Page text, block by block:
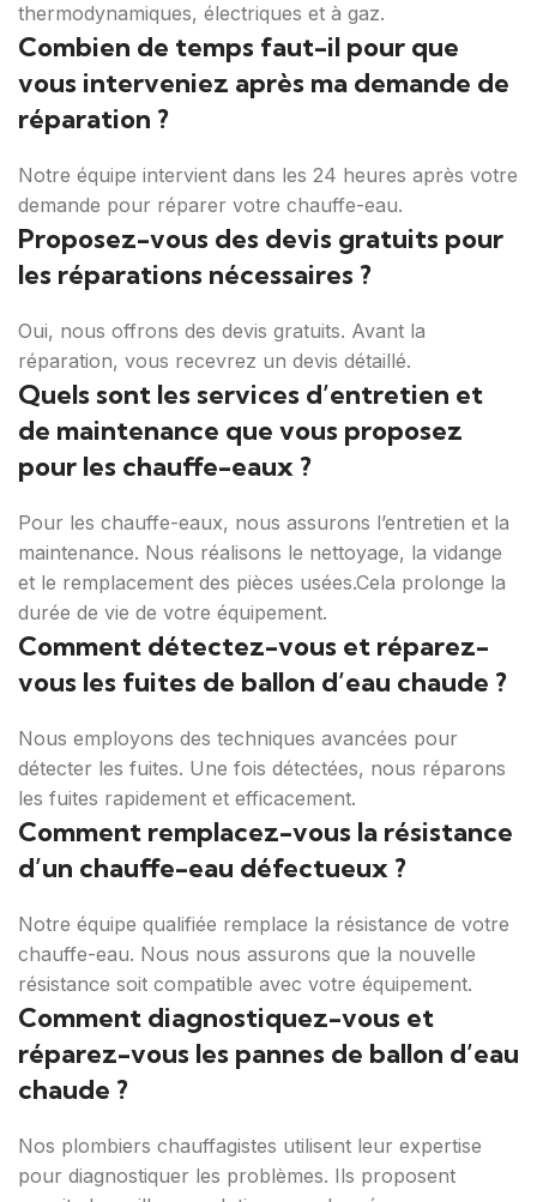
thermodynamiques, électriques et à gaz.
Combien de temps faut-il pour que
vous interveniez après ma demande de
réparation ?
Notre équipe intervient dans les 24 heures après votre
demande pour réparer votre chauffe-eau.
Proposez-vous des devis gratuits pour
les réparations nécessaires ?
Oui, nous offrons des devis gratuits. Avant la
réparation, vous recevrez un devis détaillé.
Quels sont les services d’entretien et
de maintenance que vous proposez
pour les chauffe-eaux ?
Pour les chauffe-eaux, nous assurons l’entretien et la
maintenance. Nous réalisons le nettoyage, la vidange
et le remplacement des pièces usées.Cela prolonge la
durée de vie de votre équipement.
Comment détectez-vous et réparez-
vous les fuites de ballon d’eau chaude ?
Nous employons des techniques avancées pour
détecter les fuites. Une fois détectées, nous réparons
les fuites rapidement et efficacement.
Comment remplacez-vous la résistance
d’un chauffe-eau défectueux ?
Notre équipe qualifiée remplace la résistance de votre
chauffe-eau. Nous nous assurons que la nouvelle
résistance soit compatible avec votre équipement.
Comment diagnostiquez-vous et
réparez-vous les pannes de ballon d’eau
chaude ?
Nos plombiers chauffagistes utilisent leur expertise
pour diagnostiquer les problèmes. Ils proposent